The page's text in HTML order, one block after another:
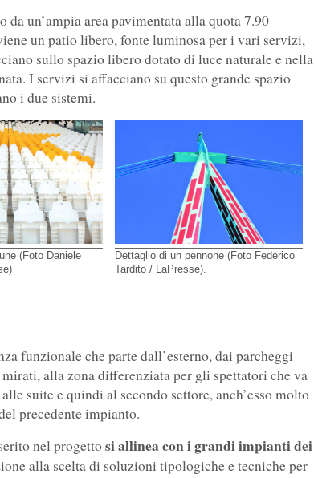
un’ampia area pavimentata alla quota 7.90
un patio libero, fonte luminosa per i vari servizi,
sullo spazio libero dotato di luce naturale e nella
I servizi si affacciano su questo grande spazio
i due sistemi.
(Foto Daniele
Dettaglio di un pennone (Foto Federico
Tardito / LaPresse).
funzionale che parte dall’esterno, dai parcheggi
alla zona differenziata per gli spettatori che va
suite e quindi al secondo settore, anch’esso molto
precedente impianto.
nel progettosi allinea con i grandi impianti dei
alla scelta di soluzioni tipologiche e tecniche per